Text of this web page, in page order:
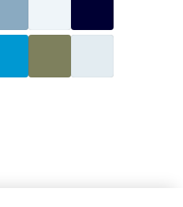
Neo métallisé
Bleu Miami
CouleurVert Aventurine
Couleur